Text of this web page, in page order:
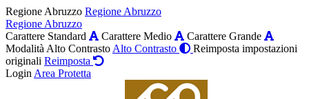
Regione Abruzzo Regione Abruzzo
Regione Abruzzo
Carattere Standard
Carattere Medio
Carattere Grande
Modalità Alto Contrasto Alto Contrasto
Reimposta impostazioni
originali Reimposta
Login Area Protetta